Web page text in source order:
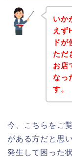
いか
えず
ド
ただ
お店
なっ
す。
今、こちらをご
がある方だと思
発生して困った